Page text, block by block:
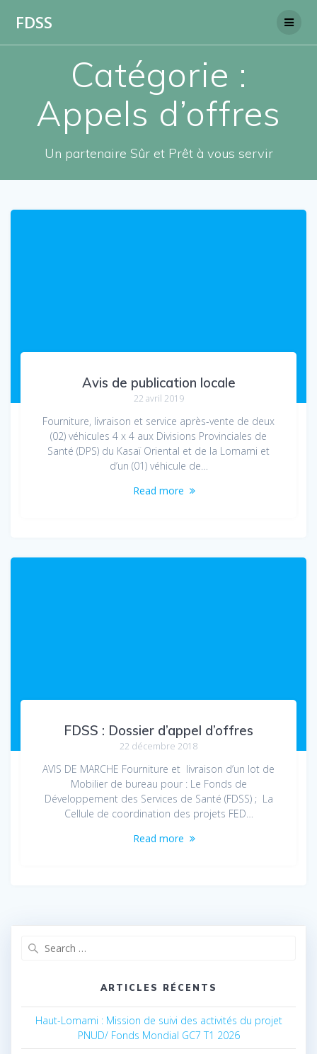
FDSS
Catégorie :
Appels d’offres
Un partenaire Sûr et Prêt à vous servir
Avis de publication locale
22 avril 2019
Fourniture, livraison et service après-vente de deux
(02) véhicules 4 x 4 aux Divisions Provinciales de
Santé (DPS) du Kasaï Oriental et de la Lomami et
d’un (01) véhicule de…
Read more
FDSS : Dossier d’appel d’offres
22 décembre 2018
AVIS DE MARCHE Fourniture et livraison d’un lot de
Mobilier de bureau pour : Le Fonds de
Développement des Services de Santé (FDSS) ; La
Cellule de coordination des projets FED…
Read more
ARTICLES RÉCENTS
Haut-Lomami : Mission de suivi des activités du projet
PNUD/ Fonds Mondial GC7 T1 2026